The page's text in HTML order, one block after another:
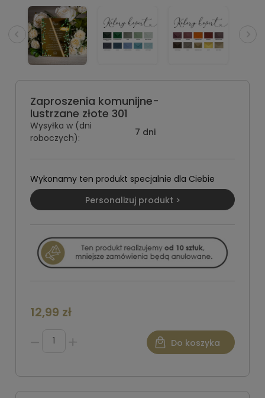
Zaproszenia komunijne-
lustrzane złote 301
Wysyłka w (dni
roboczych):
7 dni
Wykonamy ten produkt specjalnie dla Ciebie
Personalizuj produkt >
12,99 zł
Do koszyka